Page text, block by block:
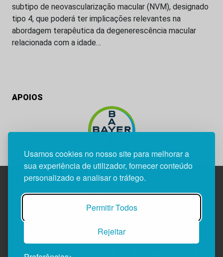
Usamos cookies no nosso site para melhorar a
sua experiência de utilizador, fornecer conteúdo
personalizado e analisar o tráfego.
Permitir Todos
Rejeitar
subtipo de neovascularização macular (NVM), designado
tipo 4, que poderá ter implicações relevantes na
abordagem terapêutica da degenerescência macular
relacionada com a idade…
APOIOS
Edif. Lisboa Oriente | Av. Infante D. Henrique, n.º 333H, esc.
1800-282 Lisboa | Portugal